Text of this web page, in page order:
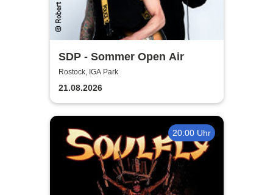
SDP - Sommer Open Air
Rostock, IGA Park
21.08.2026
20:00 Uhr